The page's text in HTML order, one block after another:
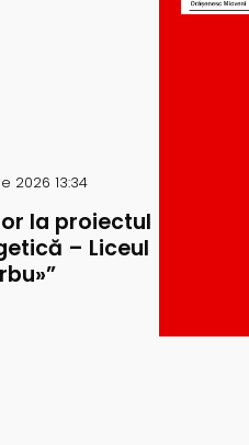
2026 13:34
la proiectul
– Liceul